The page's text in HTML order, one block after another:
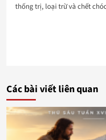
navigation
thống trị, loại trừ và chết
Các bài viết liên quan